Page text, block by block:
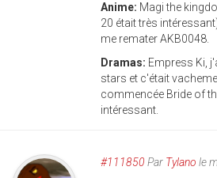
Anime: Magi the
20 était très
me remater AKB0048.
Dramas: Empress Ki,
stars et c'était
commencée Bride of
intéressant.
#111850 Par Tylano le